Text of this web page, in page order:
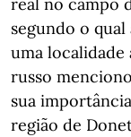
segundo o
uma
russo
sua
região de